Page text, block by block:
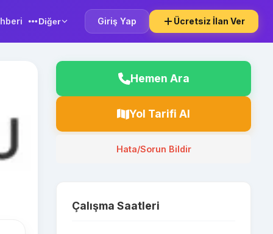
Diğer Giriş Yap Ücretsiz İlan Ver
Hemen Ara
Yol Tarifi Al
Hata/Sorun Bildir
Çalışma Saatleri